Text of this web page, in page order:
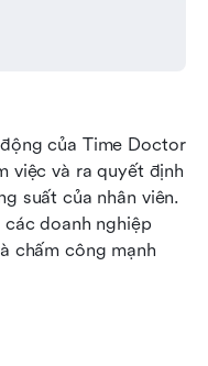
của Time Doctor
việc và ra quyết định
suất của nhân viên.
doanh nghiệp
chấm công mạnh